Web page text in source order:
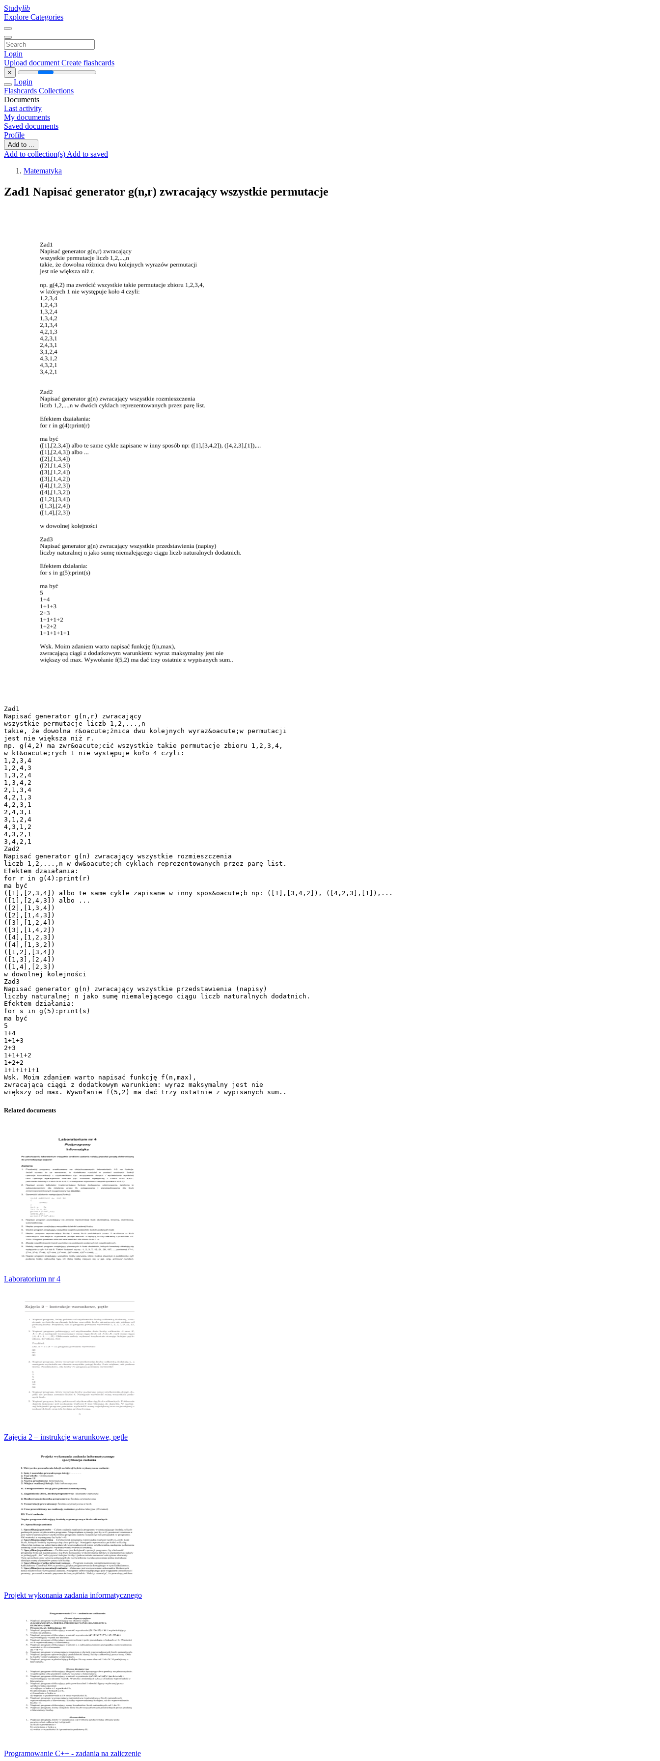
Studylib
Explore Categories
Login
Upload document Create flashcards
×
Login
Flashcards Collections
Documents
Last activity
My documents
Saved documents
Profile
Add to ...
Add to collection(s) Add to saved
Matematyka
Zad1 Napisać generator g(n,r) zwracający wszystkie permutacje
Zad1
Napisać generator g(n,r) zwracający
wszystkie permutacje liczb 1,2,...,n
takie, że dowolna r&oacute;żnica dwu kolejnych wyraz&oacute;w permutacji
jest nie większa niż r.
np. g(4,2) ma zwr&oacute;cić wszystkie takie permutacje zbioru 1,2,3,4,
w kt&oacute;rych 1 nie występuje koło 4 czyli:
1,2,3,4
1,2,4,3
1,3,2,4
1,3,4,2
2,1,3,4
4,2,1,3
4,2,3,1
2,4,3,1
3,1,2,4
4,3,1,2
4,3,2,1
3,4,2,1
Zad2
Napisać generator g(n) zwracający wszystkie rozmieszczenia
liczb 1,2,...,n w dw&oacute;ch cyklach reprezentowanych przez parę list.
Efektem dzaiałania:
for r in g(4):print(r)
ma być
([1],[2,3,4]) albo te same cykle zapisane w inny spos&oacute;b np: ([1],[3,4,2]), ([4,2,3],[1]),...
([1],[2,4,3]) albo ...
([2],[1,3,4])
([2],[1,4,3])
([3],[1,2,4])
([3],[1,4,2])
([4],[1,2,3])
([4],[1,3,2])
([1,2],[3,4])
([1,3],[2,4])
([1,4],[2,3])
w dowolnej kolejności
Zad3
Napisać generator g(n) zwracający wszystkie przedstawienia (napisy)
liczby naturalnej n jako sumę niemalejącego ciągu liczb naturalnych dodatnich.
Efektem działania:
for s in g(5):print(s)
ma być
5
1+4
1+1+3
2+3
1+1+1+2
1+2+2
1+1+1+1+1
Wsk. Moim zdaniem warto napisać funkcję f(n,max),
zwracającą ciągi z dodatkowym warunkiem: wyraz maksymalny jest nie
Related documents
Laboratorium nr 4
Zajęcia 2 – instrukcje warunkowe, pętle
Projekt wykonania zadania informatycznego
Programowanie C++ - zadania na zaliczenie